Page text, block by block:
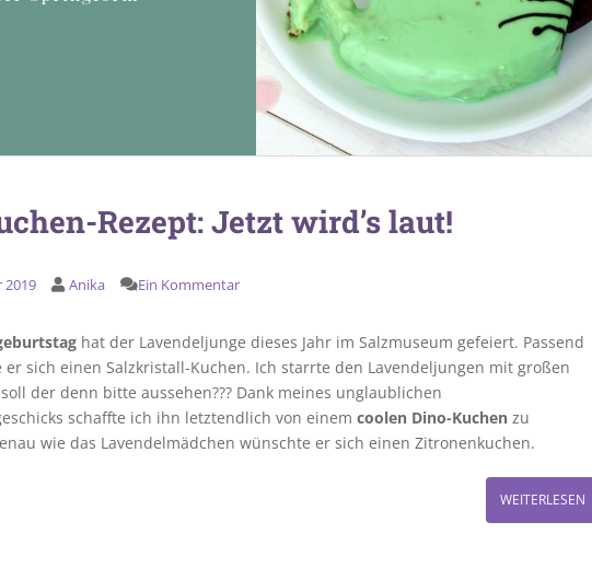
Rezept: Jetzt wird’s laut!
2019 Anika Ein Kommentar
hat der Lavendeljunge dieses Jahr im Salzmuseum gefeiert. Passend
er sich einen Salzkristall-Kuchen. Ich starrte den Lavendeljungen mit großen
der denn bitte aussehen??? Dank meines unglaublichen
schaffte ich ihn letztendlich von einem coolen Dino-Kuchen zu
wie das Lavendelmädchen wünschte er sich einen Zitronenkuchen.
WEITERLESEN